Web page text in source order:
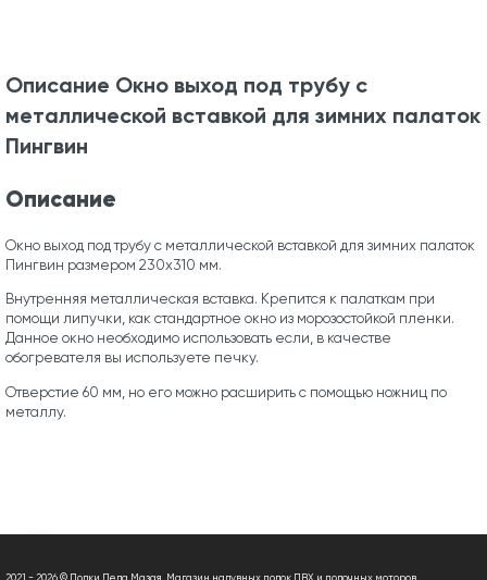
Описание Окно выход под трубу с
металлической вставкой для зимних палаток
Пингвин
Описание
Окно выход под трубу с металлической вставкой для зимних палаток
Пингвин размером 230х310 мм.
Внутренняя металлическая вставка. Крепится к палаткам при
помощи липучки, как стандартное окно из морозостойкой пленки.
Данное окно необходимо использовать если, в качестве
обогревателя вы используете печку.
Отверстие 60 мм, но его можно расширить с помощью ножниц по
металлу.
2021 - 2026 © Лодки Деда Мазая. Магазин надувных лодок ПВХ и лодочных моторов